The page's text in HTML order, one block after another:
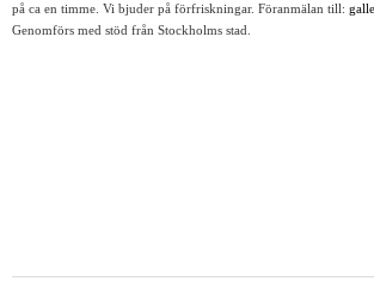
på ca en timme. Vi bjuder på förfriskningar. Föranmälan till:
Genomförs med stöd från Stockholms stad.